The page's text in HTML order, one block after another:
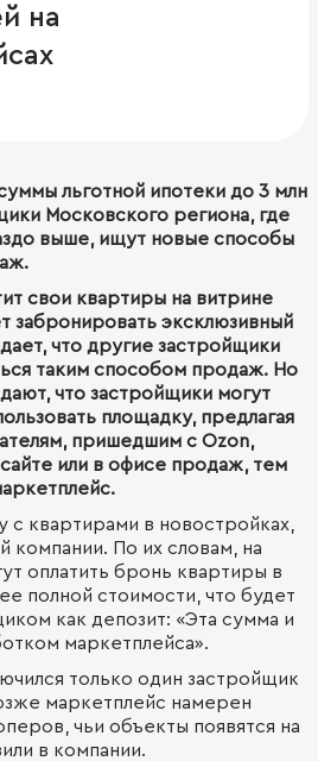
на
льготной ипотеки до 3 млн
Московского региона, где
выше, ищут новые способы
свои квартиры на витрине
забронировать эксклюзивный
что другие застройщики
таким способом продаж. Но
что застройщики могут
площадку, предлагая
пришедшим с Ozon,
или в офисе продаж, тем
с квартирами в новостройках,
компании. По их словам, на
оплатить бронь квартиры в
полной стоимости, что будет
как депозит: «Эта сумма и
маркетплейса».
только один застройщик
маркетплейс намерен
чьи объекты появятся на
в компании.